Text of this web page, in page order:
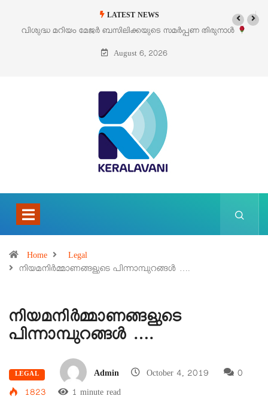
LATEST NEWS
‘പെറ്റൽസ്’ ലൈഫ് സ്റ്റൈൽ എക്സിബിഷനും സെയിലും ഓഗസ്റ്റ് 8-ന്
പെരുമാനൂരിൽ
August 6, 2026
Home
Legal
നിയമനിർമ്മാണങ്ങളുടെ പിന്നാമ്പുറങ്ങൾ ….
നിയമനിർമ്മാണങ്ങളുടെ
പിന്നാമ്പുറങ്ങൾ ….
LEGAL Admin October 4, 2019
0
1823
1 minute read